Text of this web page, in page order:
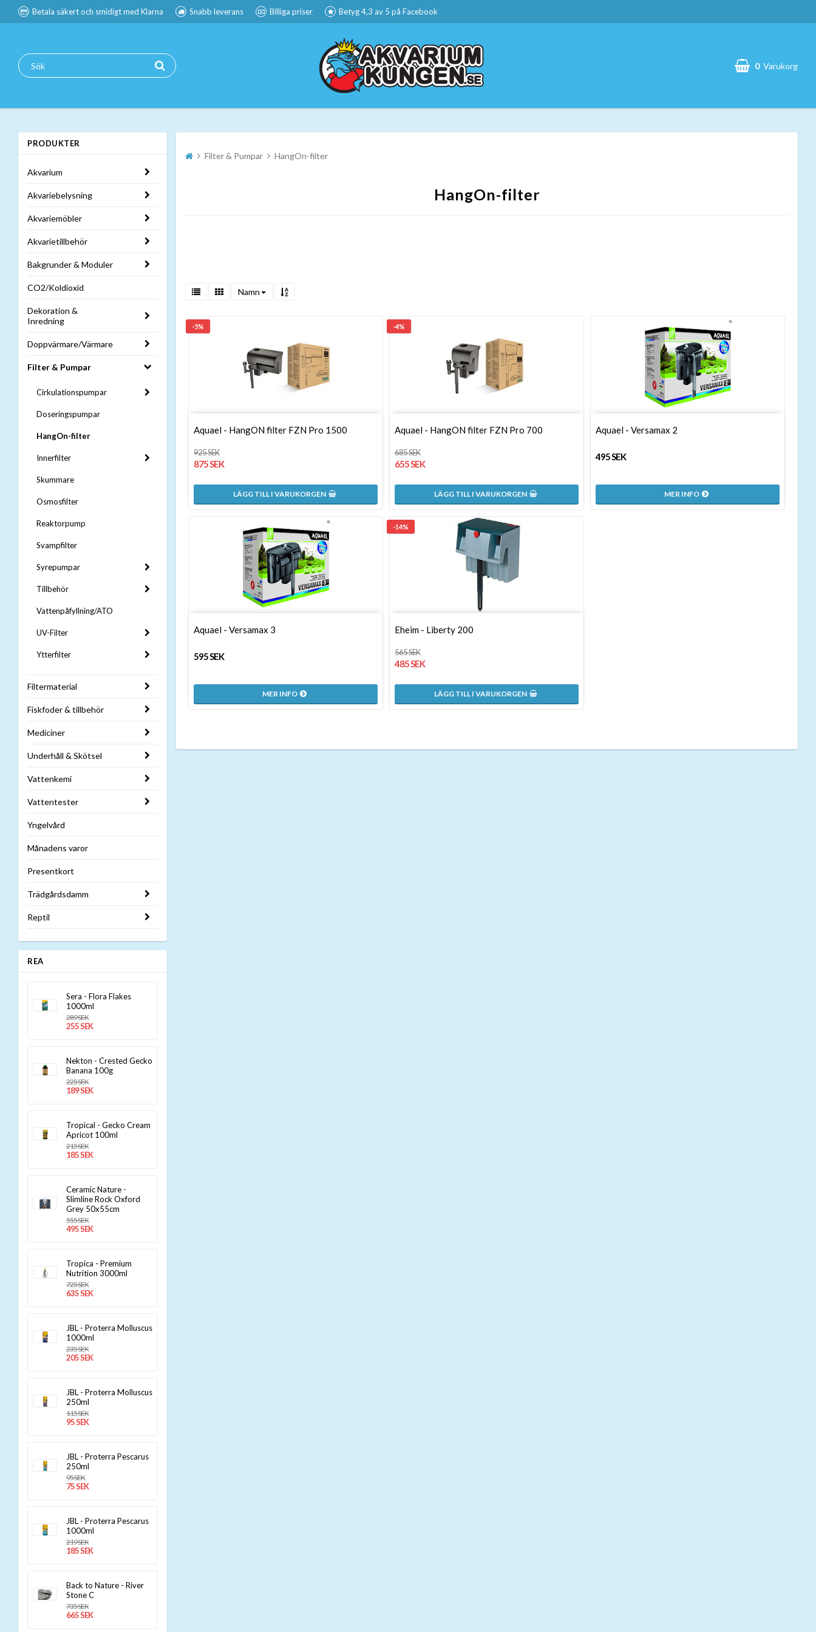
Betala säkert och smidigt med Klarna Snabb leverans Billiga priser Betyg 4,3 av 5 på Facebook
0 Varukorg
PRODUKTER
Akvarium
Akvariebelysning
Akvariemöbler
Akvarietillbehör
Bakgrunder & Moduler
CO2/Koldioxid
Dekoration &
Inredning
Doppvärmare/Värmare
Filter & Pumpar
Cirkulationspumpar
Doseringspumpar
HangOn-filter
Innerfilter
Skummare
Osmosfilter
Reaktorpump
Svampfilter
Syrepumpar
Tillbehör
Vattenpåfyllning/ATO
UV-Filter
Ytterfilter
Filtermaterial
Fiskfoder & tillbehör
Mediciner
Underhåll & Skötsel
Vattenkemi
Vattentester
Yngelvård
Månadens varor
Presentkort
Trädgårdsdamm
Reptil
REA
Sera - Flora Flakes
1000ml
289 SEK
255 SEK
Nekton - Crested Gecko
Banana 100g
225 SEK
189 SEK
Tropical - Gecko Cream
Apricot 100ml
215 SEK
185 SEK
Ceramic Nature -
Slimline Rock Oxford
Grey 50x55cm
555 SEK
495 SEK
Tropica - Premium
Nutrition 3000ml
725 SEK
635 SEK
JBL - Proterra Molluscus
1000ml
235 SEK
205 SEK
JBL - Proterra Molluscus
250ml
115 SEK
95 SEK
JBL - Proterra Pescarus
250ml
95 SEK
75 SEK
JBL - Proterra Pescarus
1000ml
219 SEK
185 SEK
Back to Nature - River
Stone C
735 SEK
665 SEK
Filter & Pumpar HangOn-filter
HangOn-filter
Namn
-5%
Aquael - HangON filter FZN Pro 1500
925 SEK
875 SEK
LÄGG TILL I VARUKORGEN
-4%
Aquael - HangON filter FZN Pro 700
685 SEK
655 SEK
LÄGG TILL I VARUKORGEN
Aquael - Versamax 2
495 SEK
MER INFO
Aquael - Versamax 3
595 SEK
MER INFO
-14%
Eheim - Liberty 200
565 SEK
485 SEK
LÄGG TILL I VARUKORGEN